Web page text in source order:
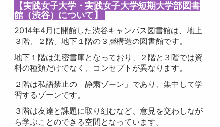
【実践女子大学・実践女子大学短期大学部図書
館（渋谷）について】
2014年4月に開館した渋谷キャンパス図書館は、地上
３階、２階、地下１階の３層構造の図書館です。
地下１階は集密書庫となっており、２階と３階では資
料の種類だけでなく、コンセプトが異なります。
２階は私語禁止の「静粛ゾーン」であり、集中して学
習するゾーンです。
３階は友達と課題に取り組むなど、意見を交わしなが
ら学ぶことのできる空間となっています。